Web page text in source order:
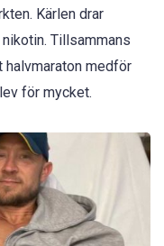
Kärlen drar
Tillsammans
halvmaraton medför
för mycket.